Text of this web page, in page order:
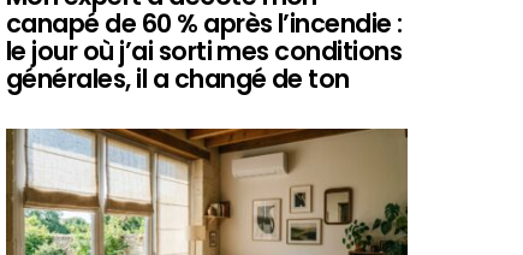
canapé de 60 % après l’incendie :
le jour où j’ai sorti mes conditions
générales, il a changé de ton